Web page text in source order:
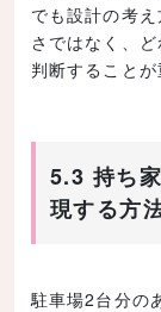
でも設計の考
さではなく、
判断することが
5.3 持ち
現する方
駐車場2台分の